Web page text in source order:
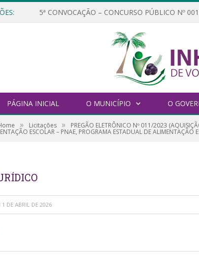
5ª CONVOCAÇÃO – CONCURSO PÚBLICO Nº
PÁGINA INICIAL O MUNICÍPIO O
» Licitações » PREGÃO ELETRÔNICO Nº 011/2023
ESCOLAR – PNAE, PROGRAMA ESTADUAL DE ALIMENTAÇÃO
1 DE ABRIL DE 2026